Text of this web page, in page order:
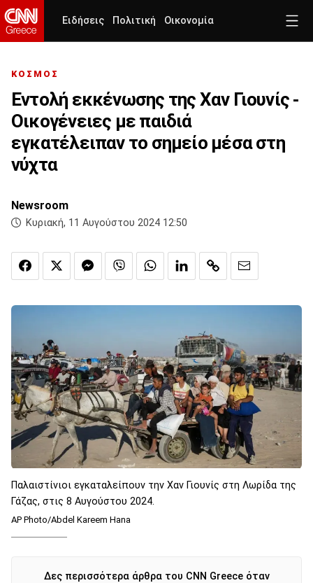
Ειδήσεις Πολιτική Οικονομία
ΚΟΣΜΟΣ
Εντολή εκκένωσης της Χαν Γιουνίς -
Οικογένειες με παιδιά
εγκατέλειπαν το σημείο μέσα στη
νύχτα
Newsroom
Κυριακή, 11 Αυγούστου 2024 12:50
Παλαιστίνιοι εγκαταλείπουν την Χαν Γιουνίς στη Λωρίδα της
Γάζας, στις 8 Αυγούστου 2024.
AP Photo/Abdel Kareem Hana
Δες περισσότερα άρθρα του CNN Greece όταν